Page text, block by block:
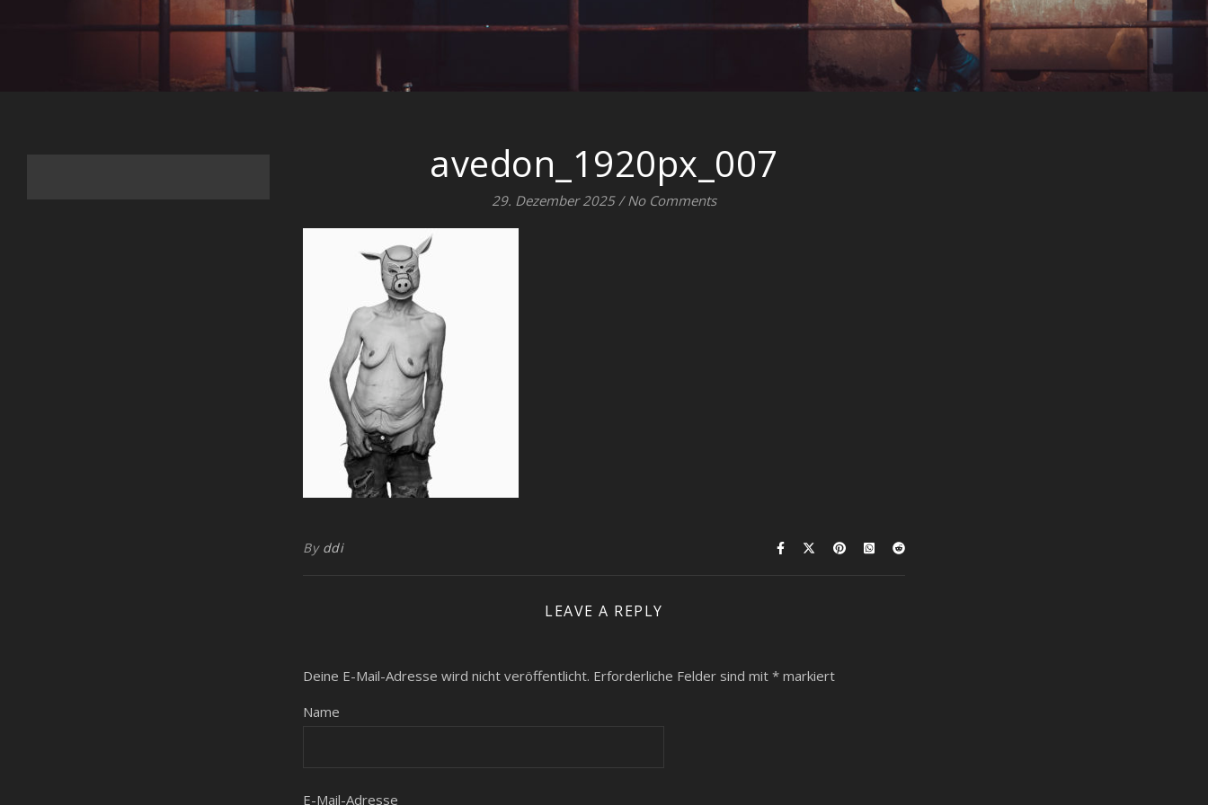
avedon_1920px_007
29. Dezember 2025 / No Comments
By ddi
LEAVE A REPLY
Deine E-Mail-Adresse wird nicht veröffentlicht. Erforderliche Felder sind mit * markiert
Name
E-Mail-Adresse